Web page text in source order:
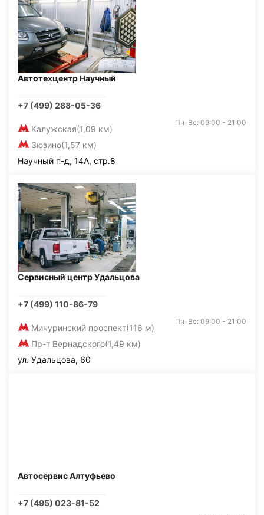
Автотехцентр Научный
+7 (499) 288-05-36
Калужская(1,09 км)
Зюзино(1,57 км)
Пн-Вс: 09:00 - 21:00
Научный п-д, 14А, стр.8
Сервисный центр Удальцова
+7 (499) 110-86-79
Мичуринский проспект(116 м)
Пр-т Вернадского(1,49 км)
Пн-Вс: 09:00 - 21:00
ул. Удальцова, 60
Автосервис Алтуфьево
+7 (495) 023-81-52